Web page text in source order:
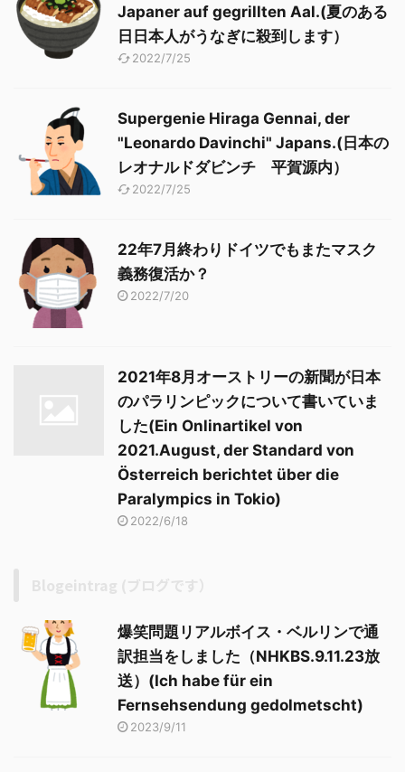
Japaner auf gegrillten Aal.(夏のある
日日本人がうなぎに殺到します）
2022/7/25
Supergenie Hiraga Gennai, der
"Leonardo Davinchi" Japans.(日本の
レオナルドダビンチ 平賀源内）
2022/7/25
22年7月終わりドイツでもまたマスク
義務復活か？
2022/7/20
2021年8月オーストリーの新聞が日本
のパラリンピックについて書いていま
した(Ein Onlinartikel von
2021.August, der Standard von
Österreich berichtet über die
Paralympics in Tokio)
2022/6/18
爆笑問題リアルボイス・ベルリンで通
訳担当をしました（NHKBS.9.11.23放
送）(Ich habe für ein
Fernsehsendung gedolmetscht)
2023/9/11